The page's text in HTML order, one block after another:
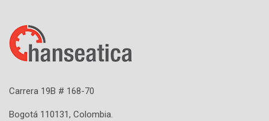
Carrera 19B # 168-70
Bogotá 110131, Colombia.